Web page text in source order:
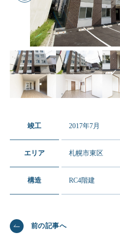
竣工 2017年7月
エリア 札幌市東区
構造 RC4階建
前の記事へ